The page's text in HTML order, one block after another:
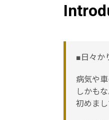
■日々か
病気や
しかも
初めま